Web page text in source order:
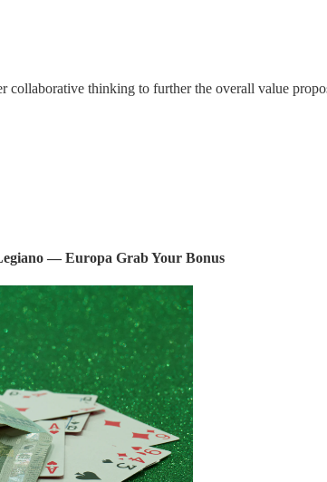
collaborative thinking to further the overall value
— Europa Grab Your Bonus